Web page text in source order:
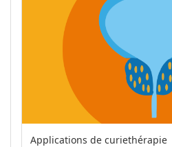
Applications de curiethérapie